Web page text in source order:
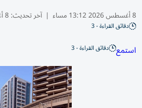
8 أغسطس 2026 13:12 مساء | آخر تحديث:8 أغسطس 13:42 2026
دقائق القراءة - 3
استمع دقائق القراءة - 3